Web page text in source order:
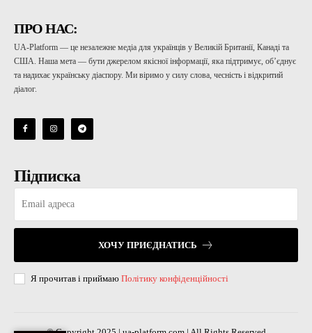
ПРО НАС:
UA-Platform — це незалежне медіа для українців у Великій Британії, Канаді та
США. Наша мета — бути джерелом якісної інформації, яка підтримує, об’єднує
та надихає українську діаспору. Ми віримо у силу слова, чесність і відкритий
діалог.
Підписка
ХОЧУ ПРИЄДНАТИСЬ
Я прочитав і приймаю Політику конфіденційності